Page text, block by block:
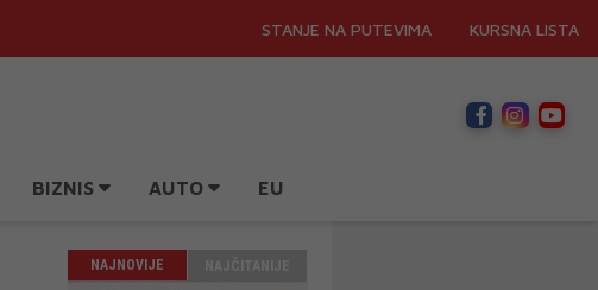
STANJE NA PUTEVIMA KURSNA LISTA
BIZNIS AUTO EU
NAJNOVIJE